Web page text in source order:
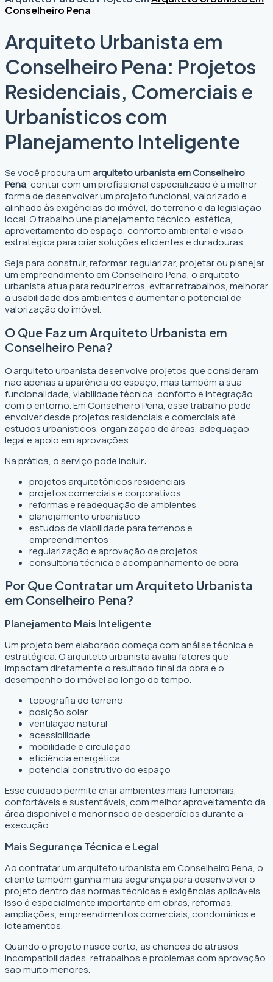
Conselheiro Pena
Arquiteto Urbanista em
Conselheiro Pena: Projetos
Residenciais, Comerciais e
Urbanísticos com
Planejamento Inteligente
Se você procura umarquiteto urbanista em Conselheiro
Pena, contar com um profissional especializado é a melhor
forma de desenvolver um projeto funcional, valorizado e
alinhado às exigências do imóvel, do terreno e da legislação
local. O trabalho une planejamento técnico, estética,
aproveitamento do espaço, conforto ambiental e visão
estratégica para criar soluções eficientes e duradouras.
Seja para construir, reformar, regularizar, projetar ou planejar
um empreendimento em Conselheiro Pena, o arquiteto
urbanista atua para reduzir erros, evitar retrabalhos, melhorar
a usabilidade dos ambientes e aumentar o potencial de
valorização do imóvel.
O Que Faz um Arquiteto Urbanista em
Conselheiro Pena?
O arquiteto urbanista desenvolve projetos que consideram
não apenas a aparência do espaço, mas também a sua
funcionalidade, viabilidade técnica, conforto e integração
com o entorno. Em Conselheiro Pena, esse trabalho pode
envolver desde projetos residenciais e comerciais até
estudos urbanísticos, organização de áreas, adequação
legal e apoio em aprovações.
Na prática, o serviço pode incluir:
projetos arquitetônicos residenciais
projetos comerciais e corporativos
reformas e readequação de ambientes
planejamento urbanístico
estudos de viabilidade para terrenos e
empreendimentos
regularização e aprovação de projetos
consultoria técnica e acompanhamento de obra
Por Que Contratar um Arquiteto Urbanista
em Conselheiro Pena?
Planejamento Mais Inteligente
Um projeto bem elaborado começa com análise técnica e
estratégica. O arquiteto urbanista avalia fatores que
impactam diretamente o resultado final da obra e o
desempenho do imóvel ao longo do tempo.
topografia do terreno
posição solar
ventilação natural
acessibilidade
mobilidade e circulação
eficiência energética
potencial construtivo do espaço
Esse cuidado permite criar ambientes mais funcionais,
confortáveis e sustentáveis, com melhor aproveitamento da
área disponível e menor risco de desperdícios durante a
execução.
Mais Segurança Técnica e Legal
Ao contratar um arquiteto urbanista em Conselheiro Pena, o
cliente também ganha mais segurança para desenvolver o
projeto dentro das normas técnicas e exigências aplicáveis.
Isso é especialmente importante em obras, reformas,
ampliações, empreendimentos comerciais, condomínios e
loteamentos.
Quando o projeto nasce certo, as chances de atrasos,
incompatibilidades, retrabalhos e problemas com aprovação
são muito menores.